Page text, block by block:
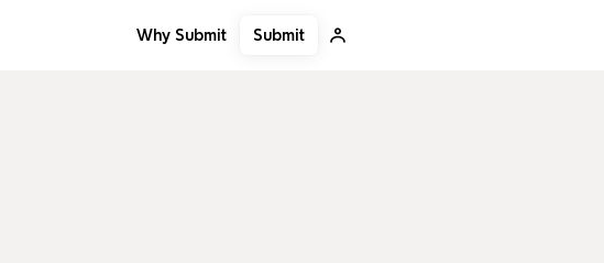
Why Submit Submit